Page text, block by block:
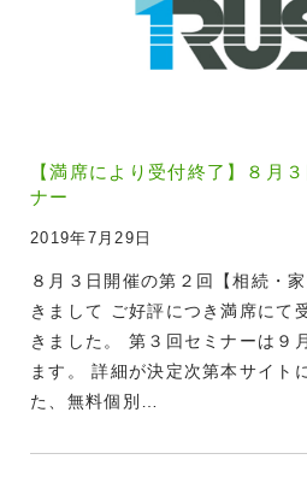
【満席により受付終了】８月
ナー
2019年7月29日
８月３日開催の第２回【相続・
きまして ご好評につき満席にて
きました。 第３回セミナーは９
ます。 詳細が決定次第本サイト
た、無料個別…